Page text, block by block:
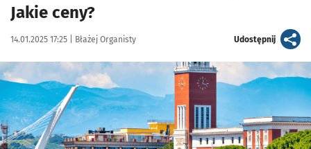
Jakie ceny?
Data publikacji:
14.01.2025 17:25 | Autor:
Błażej Organisty Udostępnijartykuł
Kliknij, aby powiększyć